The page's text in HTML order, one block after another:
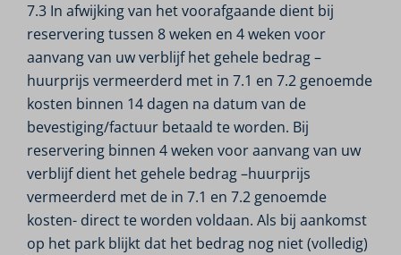
7.3 In afwijking van het voorafgaande dient bij
reservering tussen 8 weken en 4 weken voor
aanvang van uw verblijf het gehele bedrag –
huurprijs vermeerderd met in 7.1 en 7.2 genoemde
kosten binnen 14 dagen na datum van de
bevestiging/factuur betaald te worden. Bij
reservering binnen 4 weken voor aanvang van uw
verblijf dient het gehele bedrag –huurprijs
vermeerderd met de in 7.1 en 7.2 genoemde
kosten- direct te worden voldaan. Als bij aankomst
op het park blijkt dat het bedrag nog niet (volledig)